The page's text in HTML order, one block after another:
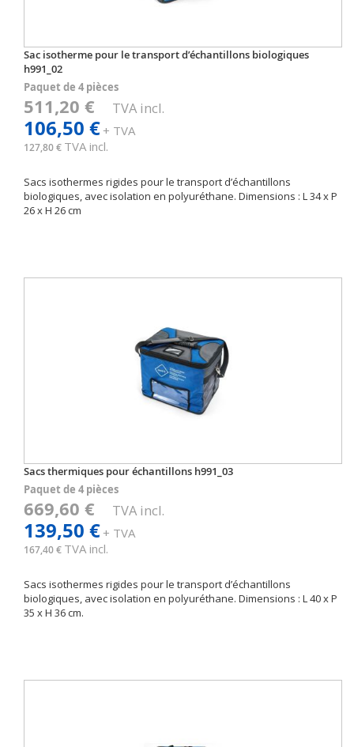
Sac isotherme pour le transport d’échantillons biologiques
h991_02
Paquet de 4 pièces
511,20 € TVA incl.
106,50 €+ TVA
127,80 € TVA incl.
Sacs isothermes rigides pour le transport d’échantillons
biologiques, avec isolation en polyuréthane. Dimensions : L 34 x P
26 x H 26 cm
Sacs thermiques pour échantillons h991_03
Paquet de 4 pièces
669,60 € TVA incl.
139,50 €+ TVA
167,40 € TVA incl.
Sacs isothermes rigides pour le transport d’échantillons
biologiques, avec isolation en polyuréthane. Dimensions : L 40 x P
35 x H 36 cm.